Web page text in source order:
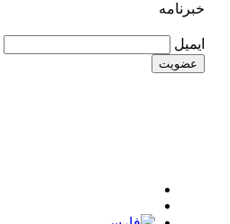
خبرنامه
ایمیل